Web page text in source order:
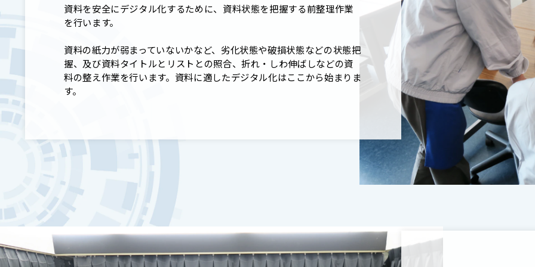
資料を安全にデジタル化するために、資料状態を把握する前整理作業
を行います。
資料の紙力が弱まっていないかなど、劣化状態や破損状態などの状態把
握、及び資料タイトルとリストとの照合、折れ・しわ伸ばしなどの資
料の整え作業を行います。資料に適したデジタル化はここから始まりま
す。